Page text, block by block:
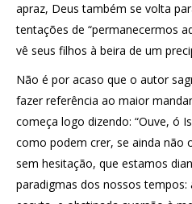
apraz, Deus também se volta
tentações de “permanecermos
vê seus filhos à beira de um
Não é por acaso que o autor
fazer referência ao maior
começa logo dizendo: “Ouve, ó
como podem crer, se ainda não
sem hesitação, que estamos
paradigmas dos nossos tempos: